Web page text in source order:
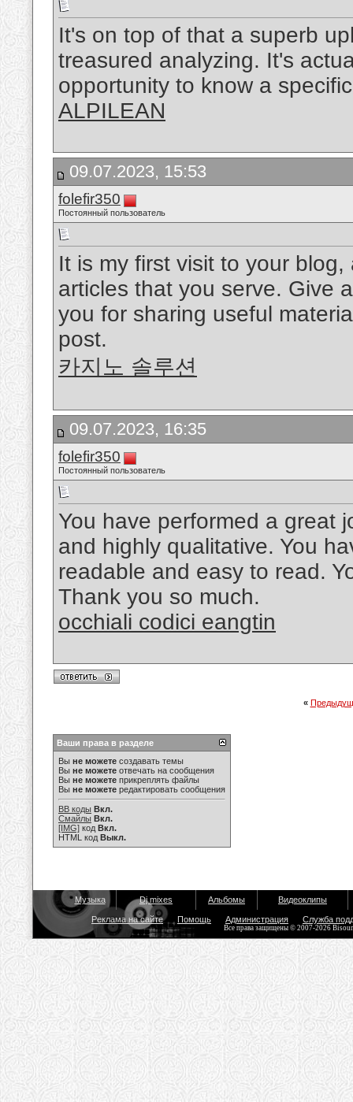
It's on top of that a superb
treasured analyzing. It's
opportunity to know a
ALPILEAN
09.07.2023, 15:53
folefir350
Постоянный пользователь
It is my first visit to your
articles that you serve. Give
you for sharing useful
post.
카지노 솔루션
09.07.2023, 16:35
folefir350
Постоянный пользователь
You have performed a great
and highly qualitative. You
readable and easy to read.
Thank you so much.
occhiali codici eangtin
«
Ваши права в разделе
Вы не можете создавать темы
Вы не можете отвечать на сообщения
Вы не можете прикреплять файлы
Вы не можете редактировать сообщения
BB коды Вкл.
Смайлы Вкл.
[IMG] код Вкл.
HTML код Выкл.
Музыка Dj mixes Альбомы Видеоклипы
Реклама на сайте Помощь Администрация Служба
Все права защищены © 2007-2026